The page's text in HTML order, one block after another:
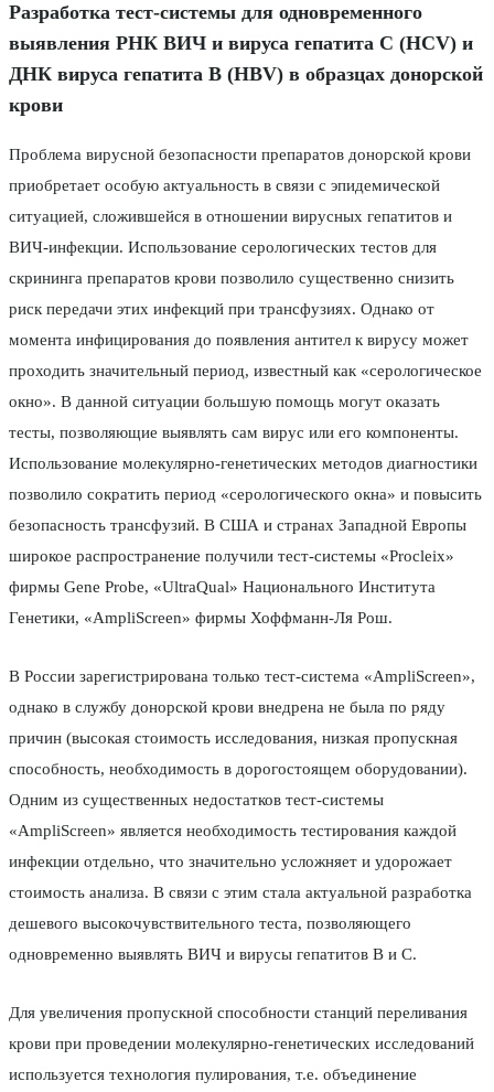
Разработка тест-системы для одновременного
выявления РНК ВИЧ и вируса гепатита С (HCV) и
ДНК вируса гепатита В (HBV) в образцах донорской
крови
Проблема вирусной безопасности препаратов донорской крови
приобретает особую актуальность в связи с эпидемической
ситуацией, сложившейся в отношении вирусных гепатитов и
ВИЧ-инфекции. Использование серологических тестов для
скрининга препаратов крови позволило существенно снизить
риск передачи этих инфекций при трансфузиях. Однако от
момента инфицирования до появления антител к вирусу может
проходить значительный период, известный как «серологическое
окно». В данной ситуации большую помощь могут оказать
тесты, позволяющие выявлять сам вирус или его компоненты.
Использование молекулярно-генетических методов диагностики
позволило сократить период «серологического окна» и повысить
безопасность трансфузий. В США и странах Западной Европы
широкое распространение получили тест-системы «Procleix»
фирмы Gene Probe, «UltraQual» Национального Института
Генетики, «AmpliScreen» фирмы Хоффманн-Ля Рош.
В России зарегистрирована только тест-система «AmpliScreen»,
однако в службу донорской крови внедрена не была по ряду
причин (высокая стоимость исследования, низкая пропускная
способность, необходимость в дорогостоящем оборудовании).
Одним из существенных недостатков тест-системы
«AmpliScreen» является необходимость тестирования каждой
инфекции отдельно, что значительно усложняет и удорожает
стоимость анализа. В связи с этим стала актуальной разработка
дешевого высокочувствительного теста, позволяющего
одновременно выявлять ВИЧ и вирусы гепатитов В и С.
Для увеличения пропускной способности станций переливания
крови при проведении молекулярно-генетических исследований
используется технология пулирования, т.е. объединение